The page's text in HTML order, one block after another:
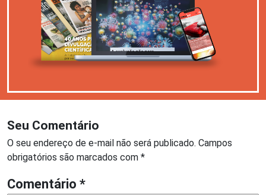
Seu Comentário
O seu endereço de e-mail não será publicado. Campos
obrigatórios são marcados com *
Comentário *